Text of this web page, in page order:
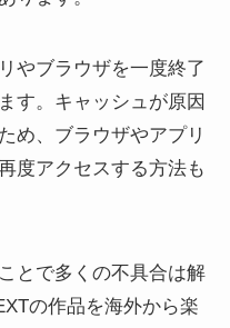
やブラウザを一度終了
す。キャッシュが原因
め、ブラウザやアプリ
度アクセスする方法も
とで多くの不具合は解
の作品を海外から楽